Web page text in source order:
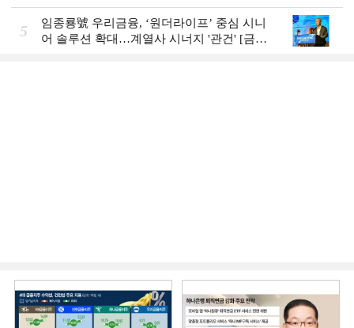
Review]
5
임종룡號 우리금융, ‘원더라이프’ 중심 시니
어 솔루션 확대…계열사 시너지 '관건' [금융